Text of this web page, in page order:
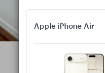
Apple iPhone Air